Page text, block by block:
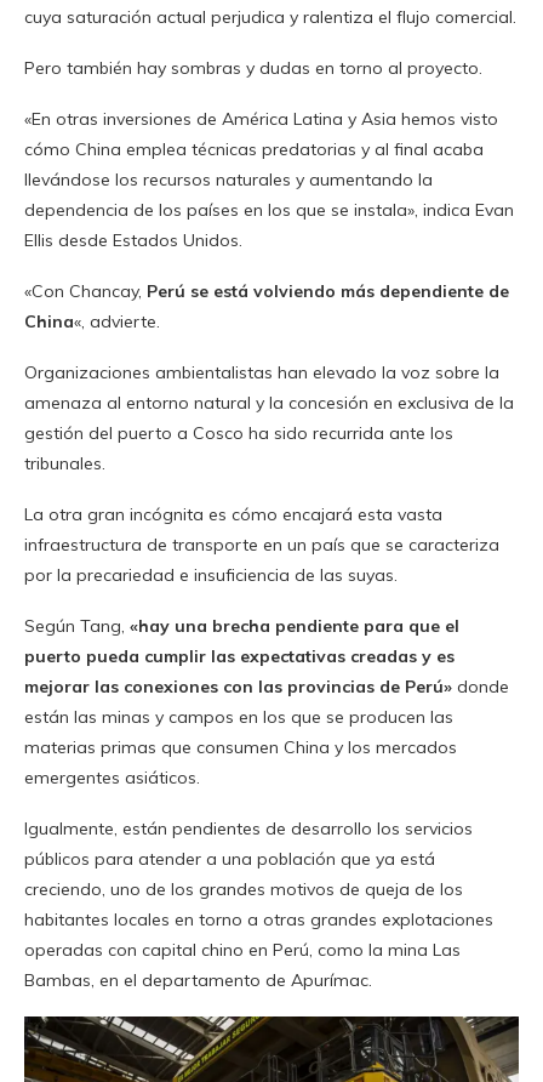
cuya saturación actual perjudica y ralentiza el flujo comercial.
Pero también hay sombras y dudas en torno al proyecto.
«En otras inversiones de América Latina y Asia hemos visto
cómo China emplea técnicas predatorias y al final acaba
llevándose los recursos naturales y aumentando la
dependencia de los países en los que se instala», indica Evan
Ellis desde Estados Unidos.
«Con Chancay, Perú se está volviendo más dependiente de
China«, advierte.
Organizaciones ambientalistas han elevado la voz sobre la
amenaza al entorno natural y la concesión en exclusiva de la
gestión del puerto a Cosco ha sido recurrida ante los
tribunales.
La otra gran incógnita es cómo encajará esta vasta
infraestructura de transporte en un país que se caracteriza
por la precariedad e insuficiencia de las suyas.
Según Tang, «hay una brecha pendiente para que el
puerto pueda cumplir las expectativas creadas y es
mejorar las conexiones con las provincias de Perú» donde
están las minas y campos en los que se producen las
materias primas que consumen China y los mercados
emergentes asiáticos.
Igualmente, están pendientes de desarrollo los servicios
públicos para atender a una población que ya está
creciendo, uno de los grandes motivos de queja de los
habitantes locales en torno a otras grandes explotaciones
operadas con capital chino en Perú, como la mina Las
Bambas, en el departamento de Apurímac.